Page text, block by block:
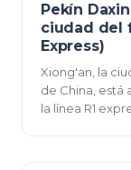
12 de junio de
Pekín
ciudad del
Express)
Xiong'an, la
de China, está
la línea R1